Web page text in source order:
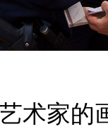
术家的